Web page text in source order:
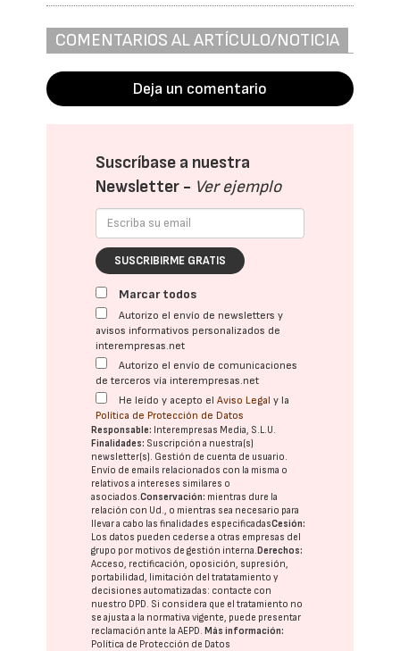
COMENTARIOS AL ARTÍCULO/NOTICIA
Deja un comentario
Suscríbase a nuestra
Newsletter - Ver ejemplo
SUSCRIBIRME GRATIS
Marcar todos
Autorizo el envío de newsletters y
avisos informativos personalizados de
interempresas.net
Autorizo el envío de comunicaciones
de terceros vía interempresas.net
He leído y acepto elAviso Legal y la
Política de Protección de Datos
Responsable: Interempresas Media, S.L.U.
Finalidades: Suscripción a nuestra(s)
newsletter(s). Gestión de cuenta de usuario.
Envío de emails relacionados con la misma o
relativos a intereses similares o
asociados.Conservación: mientras dure la
relación con Ud., o mientras sea necesario para
llevar a cabo las finalidades especificadasCesión:
Los datos pueden cederse a otras empresas del
grupo por motivos de gestión interna.Derechos:
Acceso, rectificación, oposición, supresión,
portabilidad, limitación del tratatamiento y
decisiones automatizadas: contacte con
nuestro DPD. Si considera que el tratamiento no
se ajusta a la normativa vigente, puede presentar
reclamación ante laAEPD.Más información:
Política de Protección de Datos